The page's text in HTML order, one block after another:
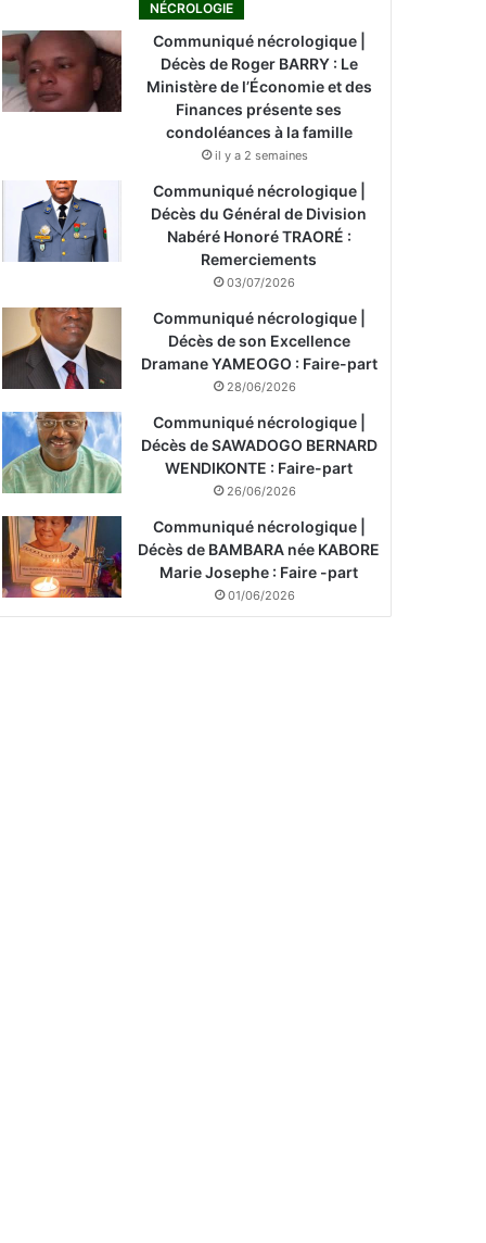
NÉCROLOGIE
Communiqué nécrologique |
Décès de Roger BARRY : Le
Ministère de l’Économie et des
Finances présente ses
condoléances à la famille
il y a 2 semaines
Communiqué nécrologique |
Décès du Général de Division
Nabéré Honoré TRAORÉ :
Remerciements
03/07/2026
Communiqué nécrologique |
Décès de son Excellence
Dramane YAMEOGO : Faire-part
28/06/2026
Communiqué nécrologique |
Décès de SAWADOGO BERNARD
WENDIKONTE : Faire-part
26/06/2026
Communiqué nécrologique |
Décès de BAMBARA née KABORE
Marie Josephe : Faire -part
01/06/2026